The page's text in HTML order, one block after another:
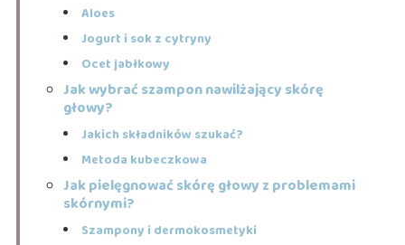
Aloes
Jogurt i sok z cytryny
Ocet jabłkowy
Jak wybrać szampon nawilżający skórę
głowy?
Jakich składników szukać?
Metoda kubeczkowa
Jak pielęgnować skórę głowy z problemami
skórnymi?
Szampony i dermokosmetyki